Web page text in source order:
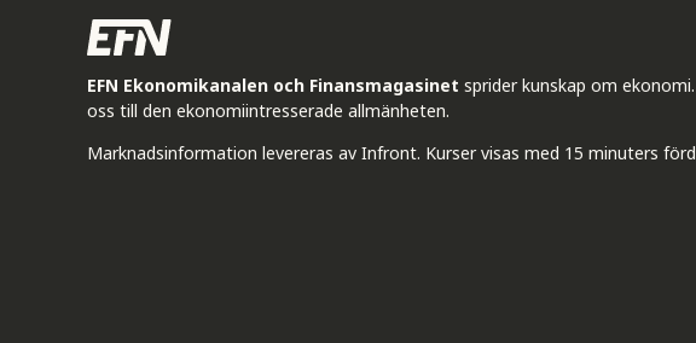
EFN Ekonomikanalen och Finansmagasinet sprider kunskap om
oss till den ekonomiintresserade allmänheten.
Marknadsinformation levereras av Infront. Kurser visas med 15 minuters